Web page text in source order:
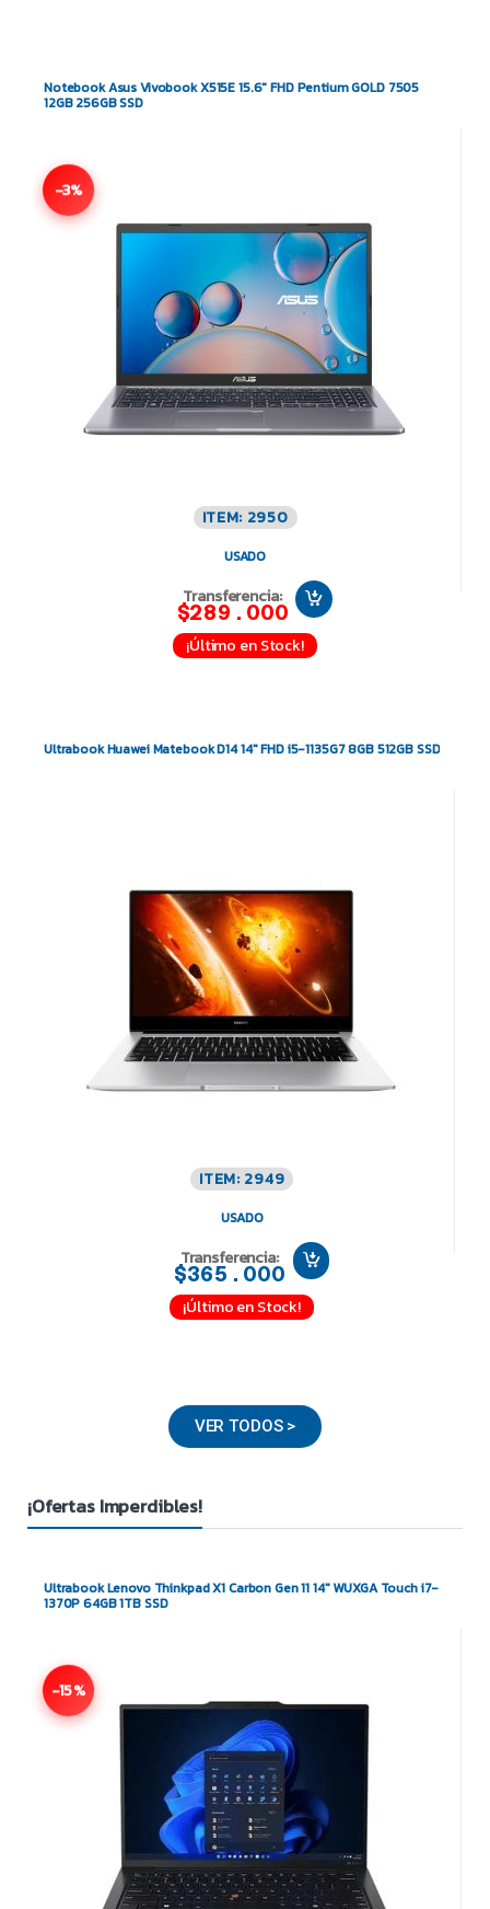
Notebook Asus Vivobook X515E 15.6″ FHD Pentium GOLD 7505
12GB 256GB SSD
-3%
ITEM: 2950
USADO
Transferencia:
$289.000
¡Último en Stock!
Ultrabook Huawei Matebook D14 14″ FHD i5-1135G7 8GB 512GB SSD
ITEM: 2949
USADO
Transferencia:
$365.000
¡Último en Stock!
VER TODOS >
¡Ofertas Imperdibles!
Ultrabook Lenovo Thinkpad X1 Carbon Gen 11 14″ WUXGA Touch i7-
1370P 64GB 1TB SSD
-15%